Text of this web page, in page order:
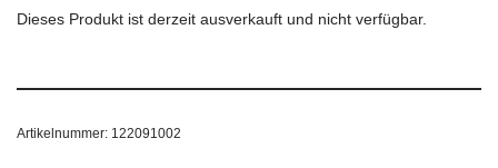
Dieses Produkt ist derzeit ausverkauft und nicht verfügbar.
Artikelnummer: 122091002